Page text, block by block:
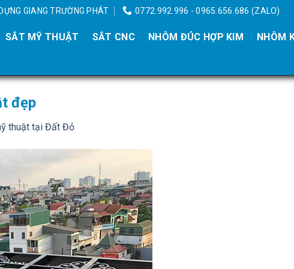
GIANG TRƯỜNG PHÁT 0772.992.996 - 0965.656.686 (ZALO)
SẮT MỸ THUẬT SẮT CNC NHÔM ĐÚC HỢP KIM NHÔM
đẹp
thuật tại Đất Đỏ